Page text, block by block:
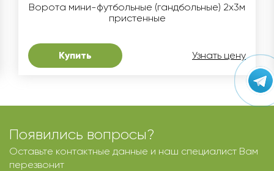
Ворота мини-футбольные (гандбольные) 2х3м
пристенные
Купить Узнать цену
Появились вопросы?
Оставьте контактные данные и наш специалист Вам
перезвонит